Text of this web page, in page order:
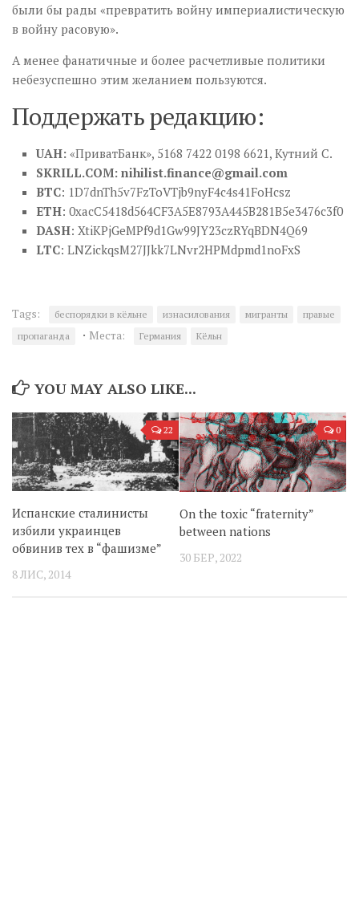
были бы рады «превратить войну империалистическую
в войну расовую».
А менее фанатичные и более расчетливые политики
небезуспешно этим желанием пользуются.
Поддержать редакцию:
UAH: «ПриватБанк», 5168 7422 0198 6621, Кутний С.
SKRILL.COM: nihilist.finance@gmail.com
BTC: 1D7dnTh5v7FzToVTjb9nyF4c4s41FoHcsz
ETH: 0xacC5418d564CF3A5E8793A445B281B5e3476c3f0
DASH: XtiKPjGeMPf9d1Gw99JY23czRYqBDN4Q69
LTC: LNZickqsM27JJkk7LNvr2HPMdpmd1noFxS
Tags: беспорядки в кёльне изнасилования мигранты
правые
пропаганда
· Места: Германия Кёльн
YOU MAY ALSO LIKE...
22
Испанские сталинисты
избили украинцев
обвинив тех в “фашизме”
8 ЛИС, 2014
0
On the toxic “fraternity”
between nations
30 БЕР, 2022